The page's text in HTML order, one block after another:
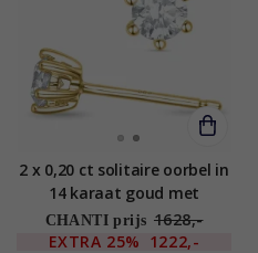
2 x 0,20 ct solitaire oorbel in
14 karaat goud met
diamant
CHANTI prijs 1628,-
EXTRA 25% 1222,-